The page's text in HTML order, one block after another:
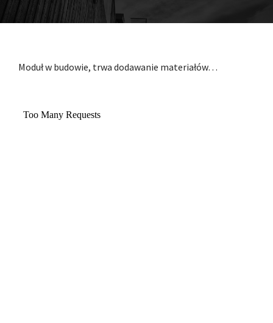
Moduł w budowie, trwa dodawanie materiałów…